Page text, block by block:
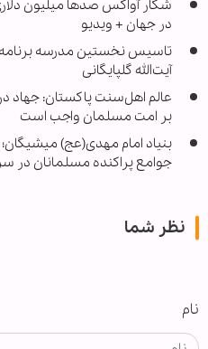
شکار آواکس صدها میلیون دلاری
در جهان + ویدیو
تاسیس نخستین مدرسه
آیت‌الله گلپایگانی
عالم اهل‌سنت پاکستان: جهاد
بر امت مسلمان واجب است
بنیاد امام مهدی(عج)
جوامع پراکنده مسلمانان در
نظر شما
نام